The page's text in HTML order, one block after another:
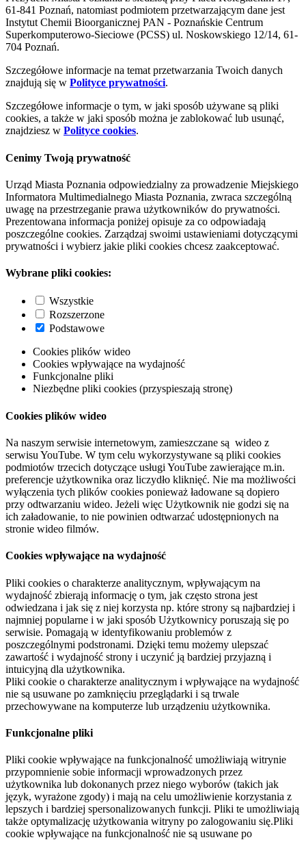
61-841 Poznań, natomiast podmiotem przetwarzającym dane jest
Instytut Chemii Bioorganicznej PAN - Poznańskie Centrum
Superkomputerowo-Sieciowe (PCSS) ul. Noskowskiego 12/14, 61-
704 Poznań.
Szczegółowe informacje na temat przetwarzania Twoich danych
znajdują się w Polityce prywatności.
Szczegółowe informacje o tym, w jaki sposób używane są pliki
cookies, a także w jaki sposób można je zablokować lub usunąć,
znajdziesz w Polityce cookies.
Cenimy Twoją prywatność
Urząd Miasta Poznania odpowiedzialny za prowadzenie Miejskiego
Informatora Multimedialnego Miasta Poznania, zwraca szczególną
uwagę na przestrzeganie prawa użytkowników do prywatności.
Prezentowana informacja poniżej opisuje za co odpowiadają
poszczególne cookies. Zarządzaj swoimi ustawieniami dotyczącymi
prywatności i wybierz jakie pliki cookies chcesz zaakceptować.
Wybrane pliki cookies:
Wszystkie
Rozszerzone
Podstawowe
Cookies plików wideo
Cookies wpływające na wydajność
Funkcjonalne pliki
Niezbędne pliki cookies (przyspieszają stronę)
Cookies plików wideo
Na naszym serwisie internetowym, zamieszczane są wideo z
serwisu YouTube. W tym celu wykorzystywane są pliki cookies
podmiotów trzecich dotyczące usługi YouTube zawierające m.in.
preferencje użytkownika oraz liczydło kliknięć. Nie ma możliwości
wyłączenia tych plików cookies ponieważ ładowane są dopiero
przy odtwarzaniu wideo. Jeżeli więc Użytkownik nie godzi się na
ich załadowanie, to nie powinien odtwarzać udostępnionych na
stronie wideo filmów.
Cookies wpływające na wydajność
Pliki cookies o charakterze analitycznym, wpływającym na
wydajność zbierają informację o tym, jak często strona jest
odwiedzana i jak się z niej korzysta np. które strony są najbardziej i
najmniej popularne i w jaki sposób Użytkownicy poruszają się po
serwisie. Pomagają w identyfikowaniu problemów z
poszczególnymi podstronami. Dzięki temu możemy ulepszać
zawartość i wydajność strony i uczynić ją bardziej przyjazną i
intuicyjną dla użytkownika.
Pliki cookie o charakterze analitycznym i wpływające na wydajność
nie są usuwane po zamknięciu przeglądarki i są trwale
przechowywane na komputerze lub urządzeniu użytkownika.
Funkcjonalne pliki
Pliki cookie wpływające na funkcjonalność umożliwiają witrynie
przypomnienie sobie informacji wprowadzonych przez
użytkownika lub dokonanych przez niego wyborów (takich jak
język, wyrażone zgody) i mają na celu umożliwienie korzystania z
lepszych i bardziej spersonalizowanych funkcji. Pliki te umożliwiają
także optymalizację użytkowania witryny po zalogowaniu się.Pliki
cookie wpływające na funkcjonalność nie są usuwane po